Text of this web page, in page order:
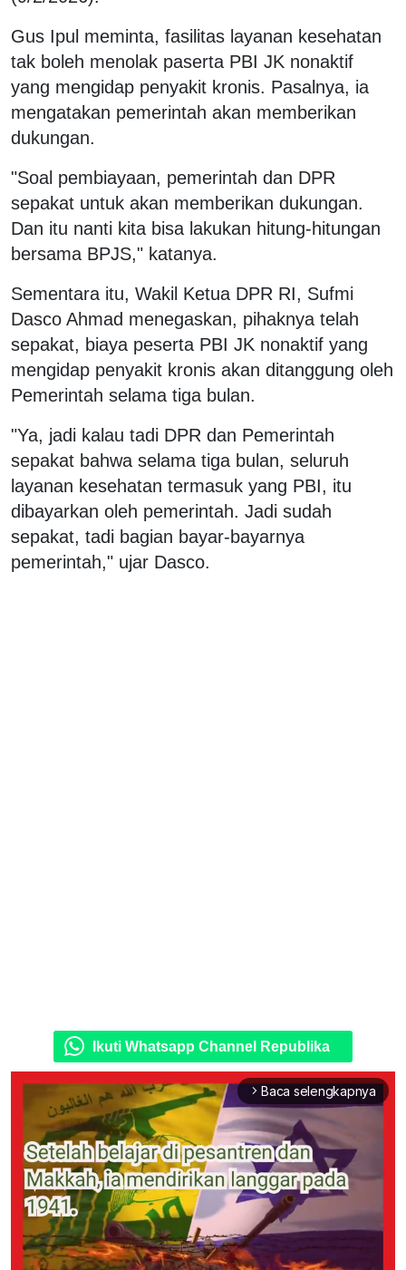
Gus Ipul meminta, fasilitas layanan kesehatan
tak boleh menolak paserta PBI JK nonaktif
yang mengidap penyakit kronis. Pasalnya, ia
mengatakan pemerintah akan memberikan
dukungan.
"Soal pembiayaan, pemerintah dan DPR
sepakat untuk akan memberikan dukungan.
Dan itu nanti kita bisa lakukan hitung-hitungan
bersama BPJS," katanya.
Sementara itu, Wakil Ketua DPR RI, Sufmi
Dasco Ahmad menegaskan, pihaknya telah
sepakat, biaya peserta PBI JK nonaktif yang
mengidap penyakit kronis akan ditanggung oleh
Pemerintah selama tiga bulan.
"Ya, jadi kalau tadi DPR dan Pemerintah
sepakat bahwa selama tiga bulan, seluruh
layanan kesehatan termasuk yang PBI, itu
dibayarkan oleh pemerintah. Jadi sudah
sepakat, tadi bagian bayar-bayarnya
pemerintah," ujar Dasco.
Ikuti Whatsapp Channel Republika
arrow_forward_ios Baca selengkapnya